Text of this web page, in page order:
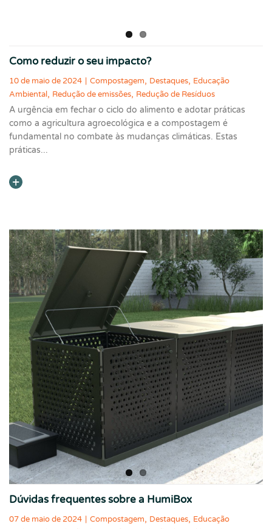
Como reduzir o seu impacto?
10 de maio de 2024 | Compostagem, Destaques, Educação
Ambiental, Redução de emissões, Redução de Resíduos
A urgência em fechar o ciclo do alimento e adotar práticas
como a agricultura agroecológica e a compostagem é
fundamental no combate às mudanças climáticas. Estas
práticas
Dúvidas frequentes sobre a HumiBox
07 de maio de 2024 | Compostagem, Destaques, Educação